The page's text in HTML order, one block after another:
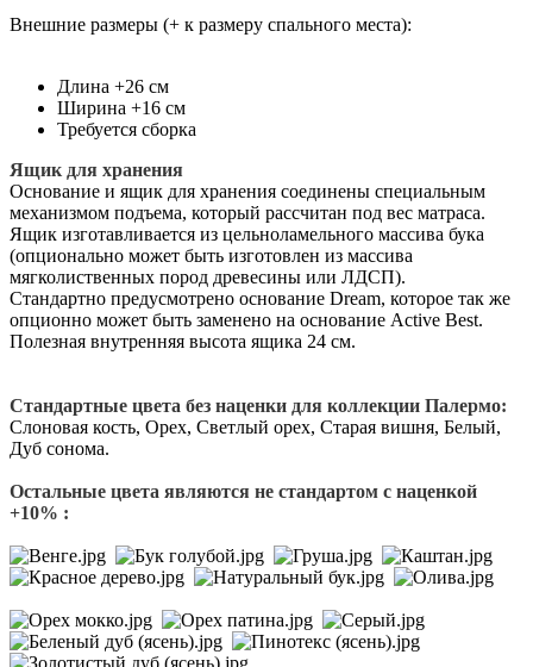
Внешние размеры (+ к размеру спального места):
Длина +26 см
Ширина +16 см
Требуется сборка
Ящик для хранения
Основание и ящик для хранения соединены специальным
механизмом подъема, который рассчитан под вес матраса.
Ящик изготавливается из цельноламельного массива бука
(опционально может быть изготовлен из массива
мягколиственных пород древесины или ЛДСП).
Стандартно предусмотрено основание Dream, которое так же
опционно может быть заменено на основание Active Best.
Полезная внутренняя высота ящика 24 см.
Стандартные цвета без наценки для коллекции Палермо:
Слоновая кость, Орех, Светлый орех, Старая вишня, Белый,
Дуб сонома.
Остальные цвета являются не стандартом с наценкой
+10% :